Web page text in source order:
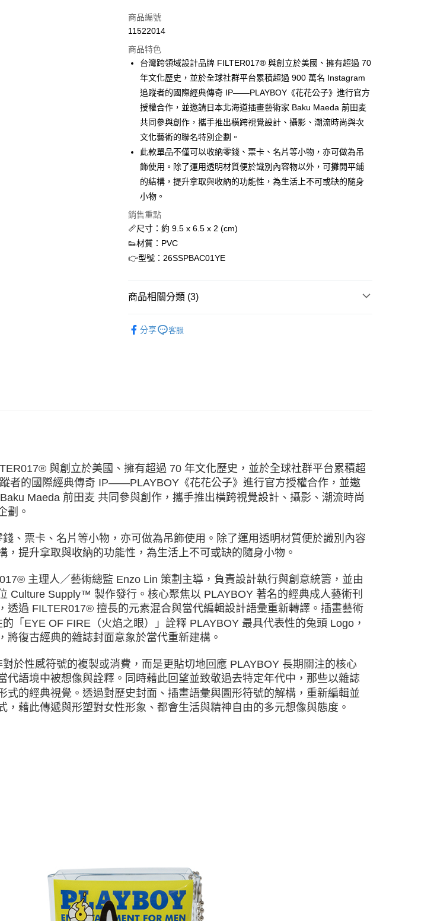
合作金庫商業銀行
華南商業銀行
上海商業儲蓄銀行
國泰世華商業銀行
兆豐國際商業銀行
臺灣中小企業銀行
台中商業銀行
聯邦商業銀行
遠東國際商業銀行
元大商業銀行
永豐商業銀行
玉山商業銀行
星展（台灣）商業銀行
台新國際商業銀行
台灣樂天信用卡公司
超商取貨付款
LINE Pay
街口支付
ATM付款
全家取貨付款
每筆NT$60，滿NT$1,500(含以上)免運費
付款後全家取貨
7-11取貨付款
每筆NT$60，滿NT$1,500(含以上)免運費
宅配
商品編號
11522014
商品特色
台灣跨領域設計品牌 FILTER017® 與創立於美國、擁有超過 70
年文化歷史，並於全球社群平台累積超過 900 萬名 Instagram
追蹤者的國際經典傳奇 IP——PLAYBOY《花花公子》進行官方
授權合作，並邀請日本北海道插畫藝術家 Baku Maeda 前田麦
共同參與創作，攜手推出橫跨視覺設計、攝影、潮流時尚與次
文化藝術的聯名特別企劃。
此款單品不僅可以收納零錢、票卡、名片等小物，亦可做為吊
飾使用。除了運用透明材質便於識別內容物以外，可攤開平鋪
的結構，提升拿取與收納的功能性，為生活上不可或缺的隨身
小物。
銷售重點
📏尺寸：約 9.5 x 6.5 x 2 (cm)
👟材質：PVC
👉型號：26SSPBAC01YE
商品相關分類 (3)
分享 客服
與創立於美國、擁有超過 70 年文化歷史，並於全球社群平台累積超
者的國際經典傳奇 IP——PLAYBOY《花花公子》進行官方授權合作，並邀
Maeda 前田麦 共同參與創作，攜手推出橫跨視覺設計、攝影、潮流時尚
劃。
、票卡、名片等小物，亦可做為吊飾使用。除了運用透明材質便於識別內容
，提升拿取與收納的功能性，為生活上不可或缺的隨身小物。
主理人／藝術總監 Enzo Lin 策劃主導，負責設計執行與創意統籌，並由
Culture Supply™ 製作發行。核心聚焦以 PLAYBOY 著名的經典成人藝術刊
透過 FILTER017® 擅長的元素混合與當代編輯設計語彙重新轉譯。插畫藝術
「EYE OF FIRE（火焰之眼）」詮釋 PLAYBOY 最具代表性的兔頭 Logo，
將復古經典的雜誌封面意象於當代重新建構。
於性感符號的複製或消費，而是更貼切地回應 PLAYBOY 長期關注的核心
語境中被想像與詮釋。同時藉此回望並致敬過去特定年代中，那些以雜誌
式的經典視覺。透過對歷史封面、插畫語彙與圖形符號的解構，重新編輯並
，藉此傳遞與形塑對女性形象、都會生活與精神自由的多元想像與態度。